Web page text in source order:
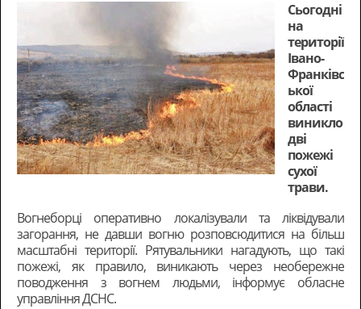
Сьогодні
на
території
Івано-
Франківс
ької
області
виникло
дві
пожежі
сухої
трави.
Вогнеборці оперативно локалізували та ліквідували
загорання, не давши вогню розповсюдитися на більш
масштабні території. Рятувальники нагадують, що такі
пожежі, як правило, виникають через необережне
поводження з вогнем людьми, інформує обласне
управління ДСНС.